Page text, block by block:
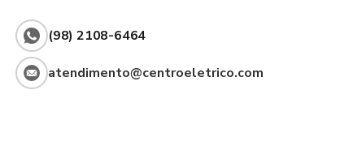
(98) 2108-6464
atendimento@centroeletrico.com